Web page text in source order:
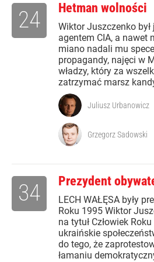
Hetman wolności
Wiktor Juszczenko
agentem CIA, a nawet
miano nadali mu
propagandy, najęci w
władzy, który za
zatrzymać marsz
24
Juliusz Urbanowicz
Grzegorz Sadowski
Prezydent
LECH WAŁĘSA były
Roku 1995 Wiktor
na tytuł Człowiek
ukraińskie
do tego, że
łamaniu
34